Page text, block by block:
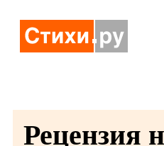
Рецензия